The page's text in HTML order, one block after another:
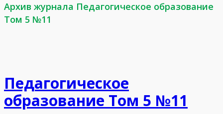
Архив журнала Педагогическое образование
Том 5 №11
Педагогическое
образование Том 5 №11